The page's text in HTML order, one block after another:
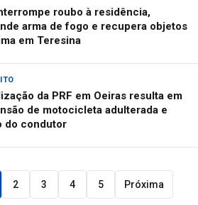
roubo à residência,
arma de fogo e recupera objetos
em Teresina
da PRF em Oeiras resulta em
de motocicleta adulterada e
do condutor
2 3 4 5 Próxima